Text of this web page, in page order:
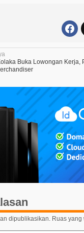
Buka Lowongan Kerja,
dipublikasikan. Ruas